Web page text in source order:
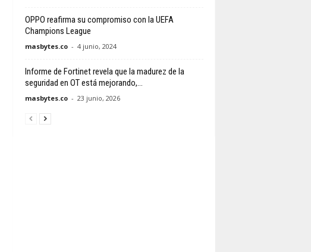
OPPO reafirma su compromiso con la UEFA
Champions League
masbytes.co - 4 junio, 2024
Informe de Fortinet revela que la madurez de la
seguridad en OT está mejorando,...
masbytes.co - 23 junio, 2026